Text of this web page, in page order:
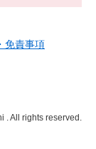
免責事項
. All rights reserved.